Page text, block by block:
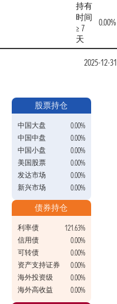
持有
时间
≥ 7
天
0.00%
2025-12-31
股票持仓
中国大盘
0.00%
中国中盘
0.00%
中国小盘
0.00%
美国股票
0.00%
发达市场
0.00%
新兴市场
0.00%
债券持仓
利率债
121.63%
信用债
0.00%
可转债
0.00%
资产支持证券
0.00%
海外投资级
0.00%
海外高收益
0.00%